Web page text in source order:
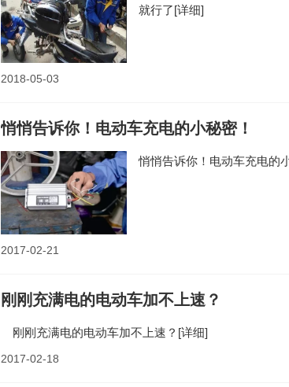
就行了[详细]
2018-05-03
悄悄告诉你！电动车充电的小秘密！
悄悄告诉你！电动车充电的
2017-02-21
刚刚充满电的电动车加不上速？
刚刚充满电的电动车加不上速？ [详细]
2017-02-18